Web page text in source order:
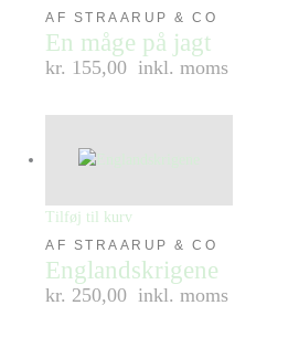
AF STRAARUP & CO
En måge på jagt
kr. 155,00 inkl. moms
Tilføj til kurv
AF STRAARUP & CO
Englandskrigene
kr. 250,00 inkl. moms